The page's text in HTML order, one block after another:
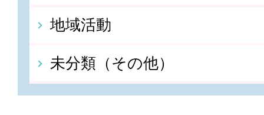
地域活動
未分類（その他）